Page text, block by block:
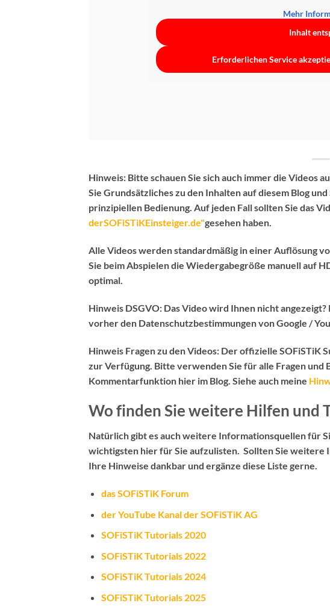
Mehr
Inhalt
Erforderlichen Service
Hinweis: Bitte schauen Sie sich auch immer die Videos
Sie Grundsätzliches zu den Inhalten auf diesem Blog
prinzipiellen Bedienung. Auf jeden Fall sollten Sie das
derSOFiSTiKEinsteiger.de"gesehen haben.
Alle Videos werden standardmäßig in einer Auflösung
Sie beim Abspielen die Wiedergabegröße manuell auf
optimal.
Hinweis DSGVO: Das Video wird Ihnen nicht angezeigt?
vorher den Datenschutzbestimmungen von Google /
Hinweis Fragen zu den Videos: Deroffizielle SOFiSTiK
zur Verfügung. Bitte verwenden Sie für alle Fragen und
Kommentarfunktion hier im Blog . Siehe auch meine
Wo finden Sie weitere Hilfen und
Natürlich gibt es auch weitere Informationsquellen für
wichtigsten hier für Sie aufzulisten. Sollten Sie
Ihre Hinweise dankbar und ergänze diese Liste gerne.
das SOFiSTiK Forum
der YouTube Kanal der SOFiSTiK AG
SOFiSTiK Tutorials 2020
SOFiSTiK Tutorials 2022
SOFiSTiK Tutorials 2024
SOFiSTiK Tutorials 2025